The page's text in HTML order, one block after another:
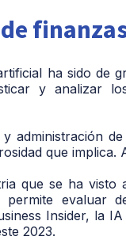
ha sido de
y analizar
y administración
que implica.
que se ha visto
permite evaluar
Insider, la
2023.